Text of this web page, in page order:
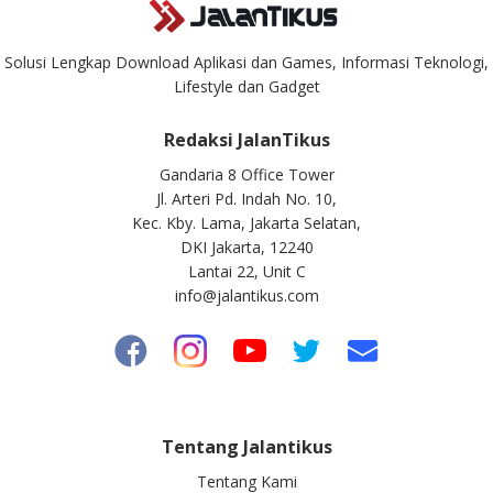
Solusi Lengkap Download Aplikasi dan Games, Informasi Teknologi,
Lifestyle dan Gadget
Redaksi JalanTikus
Gandaria 8 Office Tower
Jl. Arteri Pd. Indah No. 10,
Kec. Kby. Lama, Jakarta Selatan,
DKI Jakarta, 12240
Lantai 22, Unit C
info@jalantikus.com
Tentang Jalantikus
Tentang Kami